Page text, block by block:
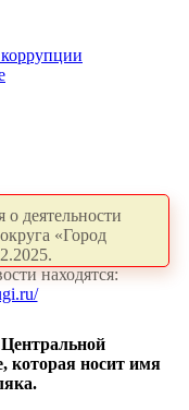
деятельности
«Город
находятся:
которая носит имя